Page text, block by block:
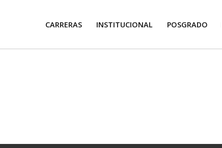
CARRERAS INSTITUCIONAL POSGRADO